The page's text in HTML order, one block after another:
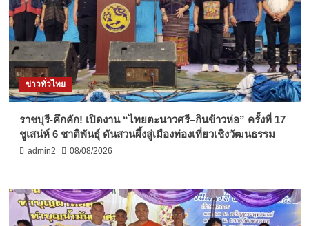
ข่าวทั่วไทย
ราชบุรี-คึกคัก! เปิดงาน “ไทยตะนาวศรี–กินข้าวห่อ” ครั้งที่ 17
ชูเสน่ห์ 6 ชาติพันธุ์ ดันสวนผึ้งสู่เมืองท่องเที่ยวเชิงวัฒนธรรม
admin2 08/08/2026